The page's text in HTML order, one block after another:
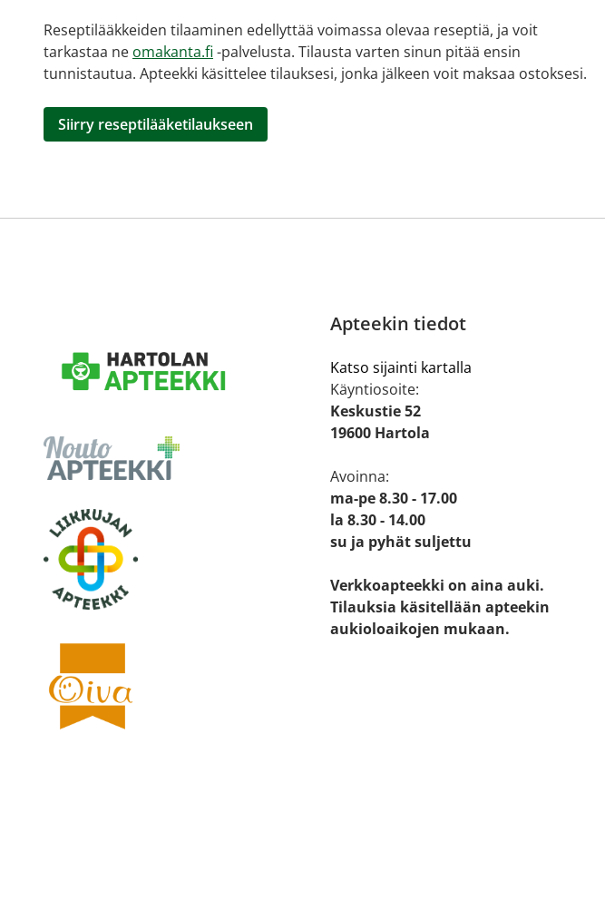
Reseptilääkkeiden tilaaminen edellyttää voimassa olevaa reseptiä, ja voit
tarkastaa ne omakanta.fi -palvelusta. Tilausta varten sinun pitää ensin
tunnistautua. Apteekki käsittelee tilauksesi, jonka jälkeen voit maksaa ostoksesi.
Siirry reseptilääketilaukseen
Apteekin tiedot
Katso sijainti kartalla
Käyntiosoite:
Keskustie 52
19600 Hartola
Avoinna:
ma-pe 8.30 - 17.00
la 8.30 - 14.00
su ja pyhät suljettu
Verkkoapteekki on aina auki.
Tilauksia käsitellään apteekin
aukioloaikojen mukaan.